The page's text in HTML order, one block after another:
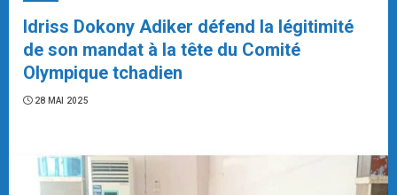
Idriss Dokony Adiker défend la légitimité
de son mandat à la tête du Comité
Olympique tchadien
28 MAI 2025